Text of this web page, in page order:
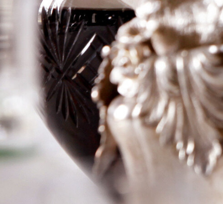
Logga in för att se priset
Art.nr: 20657-01
Information
Producent Ch d'Armailhac
Årgång 2005
Land Frankrike
Område Pauillac
Färg Rött
75cl
–